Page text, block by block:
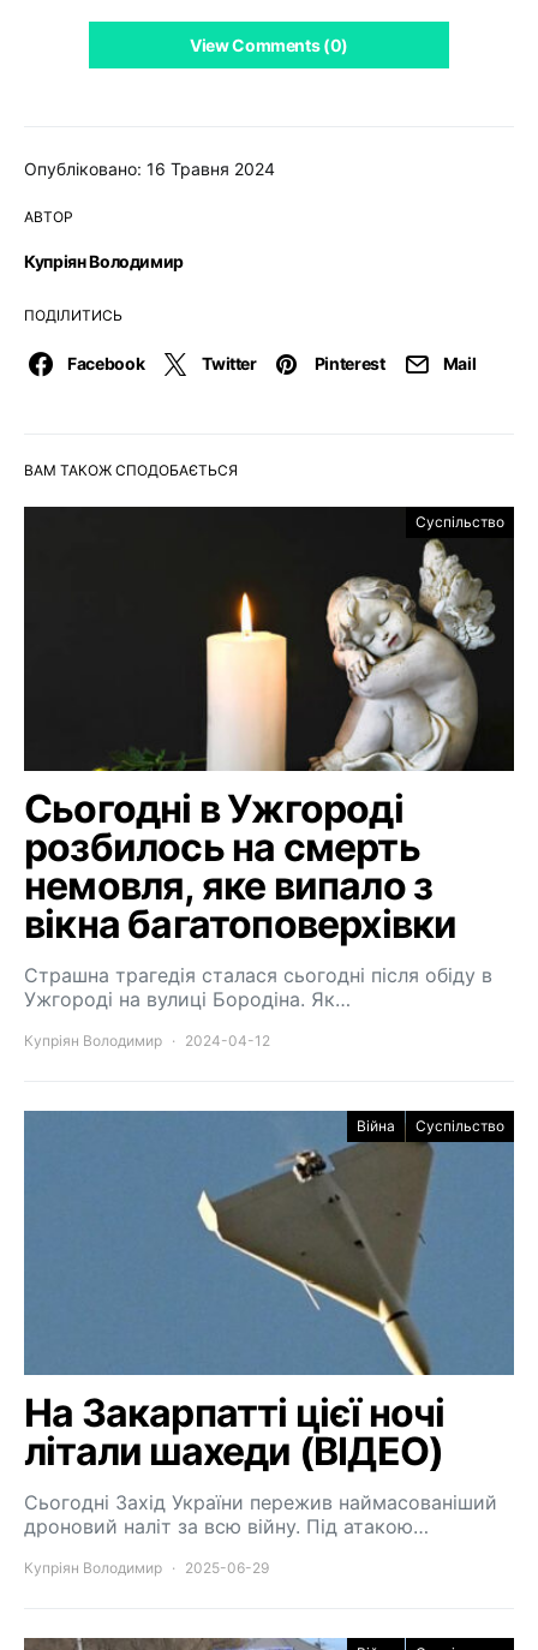
Опубліковано: 16 Травня 2024
АВТОР
Купріян Володимир
ПОДІЛИТИСЬ
Facebook Twitter Pinterest Mail
View Comments (0)
ВАМ ТАКОЖ СПОДОБАЄТЬСЯ
Суспільство
Сьогодні в Ужгороді
розбилось на смерть
немовля, яке випало з
вікна багатоповерхівки
Страшна трагедія сталася сьогодні після обіду в
Ужгороді на вулиці Бородіна. Як…
Купріян Володимир 2024-04-12
Війна Суспільство
На Закарпатті цієї ночі
літали шахеди (ВІДЕО)
Сьогодні Захід України пережив наймасованіший
дроновий наліт за всю війну. Під атакою…
Купріян Володимир 2025-06-29